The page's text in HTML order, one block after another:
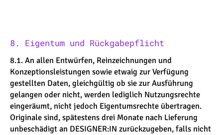
8. Eigentum und Rückgabepflicht
8.1. An allen Entwürfen, Reinzeichnungen und
Konzeptionsleistungen sowie etwaig zur Verfügung
gestellten Daten, gleichgültig ob sie zur Ausführung
gelangen oder nicht, werden lediglich Nutzungsrechte
eingeräumt, nicht jedoch Eigentumsrechte übertragen.
Originale sind, spätestens drei Monate nach Lieferung
unbeschädigt an DESIGNER:IN zurückzugeben, falls nicht